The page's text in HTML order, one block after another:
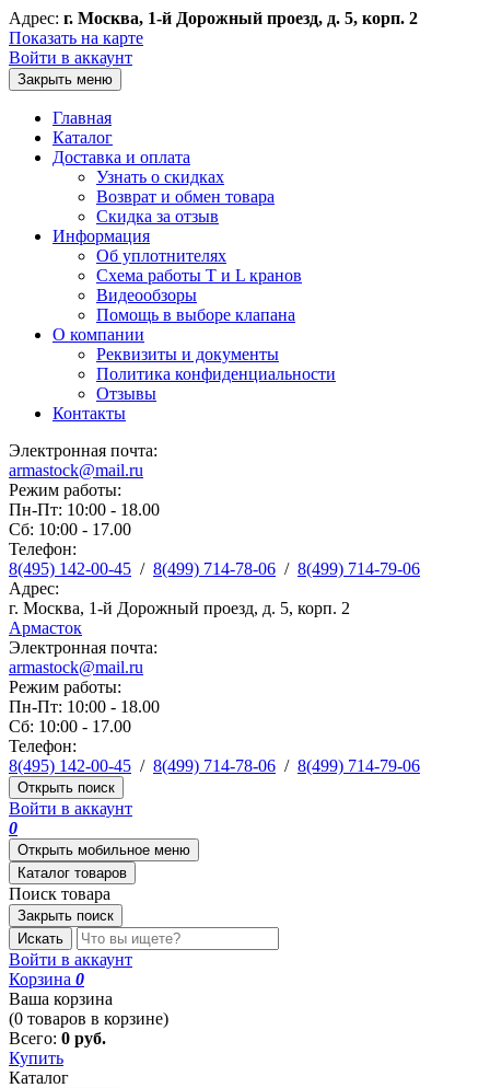
Адрес: г. Москва, 1-й Дорожный проезд, д. 5, корп. 2
Показать на карте
Войти в аккаунт
Закрыть меню
Главная
Каталог
Доставка и оплата
Узнать о скидках
Возврат и обмен товара
Скидка за отзыв
Информация
Об уплотнителях
Схема работы T и L кранов
Видеообзоры
Помощь в выборе клапана
О компании
Реквизиты и документы
Политика конфиденциальности
Отзывы
Контакты
Электронная почта:
armastock@mail.ru
Режим работы:
Пн-Пт: 10:00 - 18.00
Сб: 10:00 - 17.00
Телефон:
8(495) 142-00-45 / 8(499) 714-78-06 / 8(499) 714-79-06
Адрес:
г. Москва, 1-й Дорожный проезд, д. 5, корп. 2
Армасток
Электронная почта:
armastock@mail.ru
Режим работы:
Пн-Пт: 10:00 - 18.00
Сб: 10:00 - 17.00
Телефон:
8(495) 142-00-45 / 8(499) 714-78-06 / 8(499) 714-79-06
Открыть поиск
Войти в аккаунт
0
Открыть мобильное меню
Каталог товаров
Поиск товара
Закрыть поиск
Искать
Войти в аккаунт
Корзина 0
Ваша корзина
(0 товаров в корзине)
Всего: 0 руб.
Купить
Каталог